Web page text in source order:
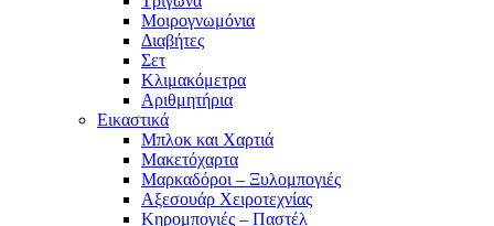
Mοιρογνωμόνια
Διαβήτες
Σετ
Κλιμακόμετρα
Αριθμητήρια
Εικαστικά
Μπλοκ και Χαρτιά
Μακετόχαρτα
Μαρκαδόροι – Ξυλομπογιές
Αξεσουάρ Χειροτεχνίας
Κηρομπογιές – Παστέλ